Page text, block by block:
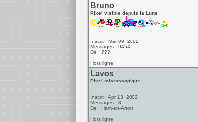
Bruno
Pixel visible depuis la Lune
Inscrit : Mar 09, 2002
Messages : 9454
De : ???
Hors ligne
Lavos
Pixel microscopique
Inscrit : Apr 13, 2002
Messages : 8
De : Ham-en-Artois
Hors ligne